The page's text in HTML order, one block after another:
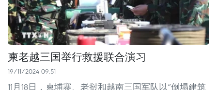
柬老越三国举行救援联合演习
19/11/2024 09:51
11月18日，柬埔寨、老挝和越南三国军队以“倒塌建筑